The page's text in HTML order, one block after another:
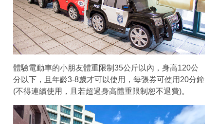
體驗電動車的小朋友體重限制35公斤以內，身高120公
分以下，且年齡3-8歲才可以使用，每張券可使用20分鐘
(不得連續使用，且若超過身高體重限制恕不退費)。